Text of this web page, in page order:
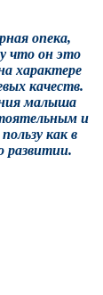
опека,
что он это
характере
качеств.
малыша
и
как в
развитии.